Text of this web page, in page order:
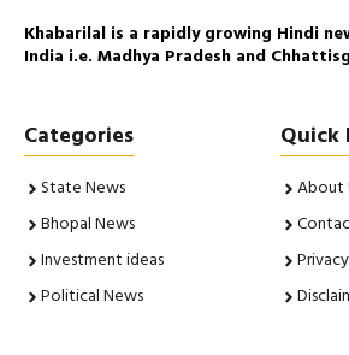
Khabarilal is a rapidly growing Hindi
India i.e. Madhya Pradesh and
Categories
State News
Bhopal News
Investment ideas
Political News
Quick
About